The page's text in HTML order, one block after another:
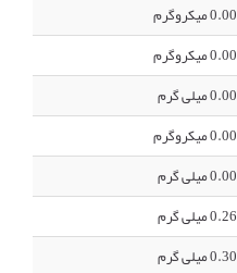
0.00 میکروگرم
0.00 میکروگرم
0.00 میلی گرم
0.00 میکروگرم
0.00 میلی گرم
0.26 میلی گرم
0.30 میلی گرم